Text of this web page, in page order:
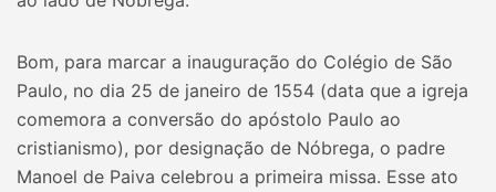
Bom, para marcar a inauguração do Colégio de São
Paulo, no dia 25 de janeiro de 1554 (data que a igreja
comemora a conversão do apóstolo Paulo ao
cristianismo), por designação de Nóbrega, o padre
Manoel de Paiva celebrou a primeira missa. Esse ato